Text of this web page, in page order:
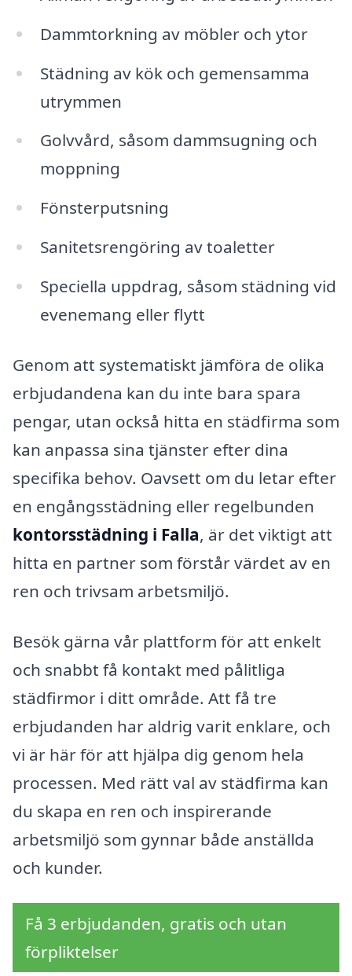
Dammtorkning av möbler och ytor
Städning av kök och gemensamma
utrymmen
Golvvård, såsom dammsugning och
moppning
Fönsterputsning
Sanitetsrengöring av toaletter
Speciella uppdrag, såsom städning vid
evenemang eller flytt
Genom att systematiskt jämföra de olika
erbjudandena kan du inte bara spara
pengar, utan också hitta en städfirma som
kan anpassa sina tjänster efter dina
specifika behov. Oavsett om du letar efter
en engångsstädning eller regelbunden
kontorsstädning i Falla, är det viktigt att
hitta en partner som förstår värdet av en
ren och trivsam arbetsmiljö.
Besök gärna vår plattform för att enkelt
och snabbt få kontakt med pålitliga
städfirmor i ditt område. Att få tre
erbjudanden har aldrig varit enklare, och
vi är här för att hjälpa dig genom hela
processen. Med rätt val av städfirma kan
du skapa en ren och inspirerande
arbetsmiljö som gynnar både anställda
och kunder.
Få 3 erbjudanden, gratis och utan
förpliktelser